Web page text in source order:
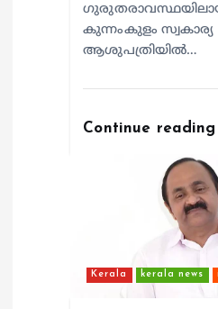
കുന്നംകുളം സ്വകാര്യ
ആശുപത്രിയില്‍…
Continue reading
Kerala kerala news